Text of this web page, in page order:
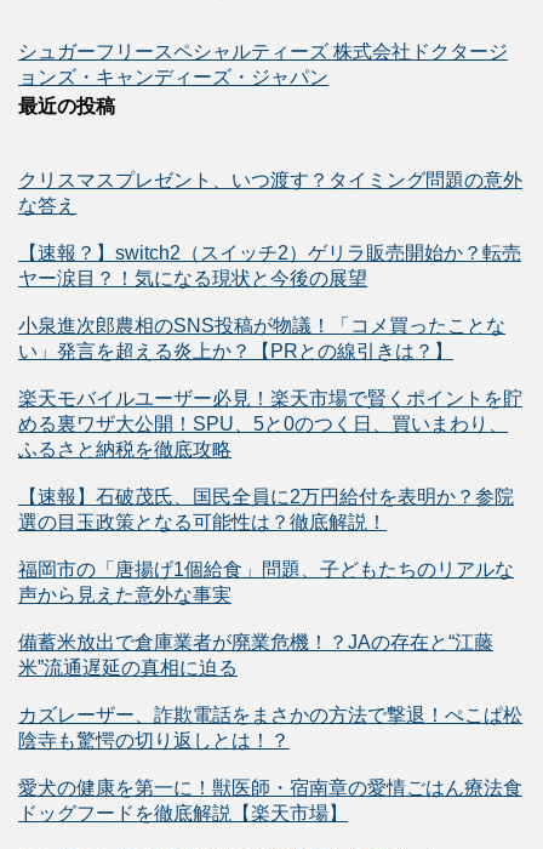
シュガーフリースペシャルティーズ 株式会社ドクタージ
ョンズ・キャンディーズ・ジャパン
最近の投稿
クリスマスプレゼント、いつ渡す？タイミング問題の意外
な答え
【速報？】switch2（スイッチ2）ゲリラ販売開始か？転売
ヤー涙目？！気になる現状と今後の展望
小泉進次郎農相のSNS投稿が物議！「コメ買ったことな
い」発言を超える炎上か？【PRとの線引きは？】
楽天モバイルユーザー必見！楽天市場で賢くポイントを貯
める裏ワザ大公開！SPU、5と0のつく日、買いまわり、
ふるさと納税を徹底攻略
【速報】石破茂氏、国民全員に2万円給付を表明か？参院
選の目玉政策となる可能性は？徹底解説！
福岡市の「唐揚げ1個給食」問題、子どもたちのリアルな
声から見えた意外な事実
備蓄米放出で倉庫業者が廃業危機！？JAの存在と“江藤
米”流通遅延の真相に迫る
カズレーザー、詐欺電話をまさかの方法で撃退！ぺこぱ松
陰寺も驚愕の切り返しとは！？
愛犬の健康を第一に！獣医師・宿南章の愛情ごはん療法食
ドッグフードを徹底解説【楽天市場】